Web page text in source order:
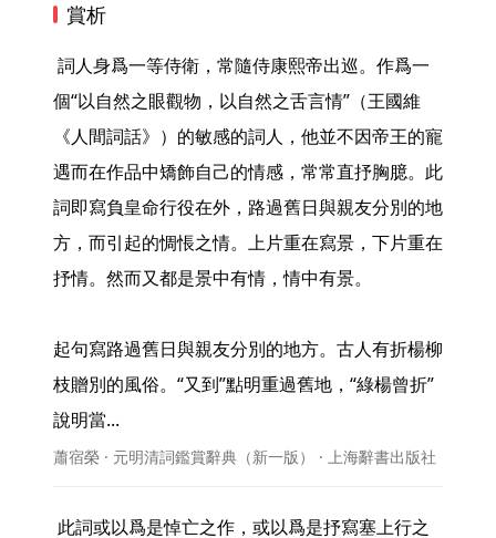
賞析
個“以自然之眼觀物，以自然之舌言情”（王國維
《人間詞話》）的敏感的詞人，他並不因帝王的寵
遇而在作品中矯飾自己的情感，常常直抒胸臆。此
詞即寫負皇命行役在外，路過舊日與親友分別的地
方，而引起的惆悵之情。上片重在寫景，下片重在
抒情。然而又都是景中有情，情中有景。
起句寫路過舊日與親友分別的地方。古人有折楊柳
枝贈別的風俗。“又到”點明重過舊地，“綠楊曾折”
說明當...
蕭宿榮 · 元明清詞鑑賞辭典（新一版） · 上海辭書出版社